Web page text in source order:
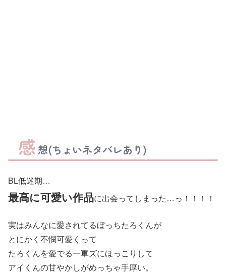
感想(ちょいネタバレあり)
BL低迷期…
最高に可愛い作品に出会ってしまった…っ！！！！
実はみんなに愛されてるぼっちたろくんが
とにかく不憫可愛くって
たろくんを愛でる一軍ズにほっこりして
アイくんの甘やかしがめっちゃ手厚い。